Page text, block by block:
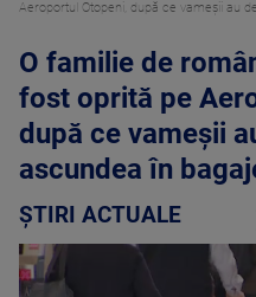
Aeroportul Otopeni, după ce vameșii au
O familie de
fost oprită pe
după ce vameșii
ascundea în
ȘTIRI ACTUALE